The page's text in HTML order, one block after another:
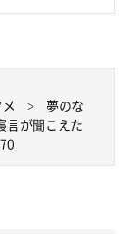
夢のな
言が聞こえた